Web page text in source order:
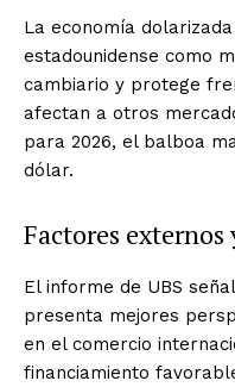
La economía
estadounidense como
cambiario y protege
afectan a otros
para 2026, el balboa
dólar.
Factores
El informe de UBS
presenta mejores
en el comercio
financiamiento